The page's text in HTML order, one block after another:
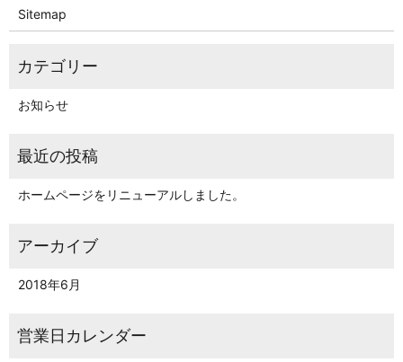
Sitemap
お知らせ
ホームページをリニューアルしました。
2018年6月